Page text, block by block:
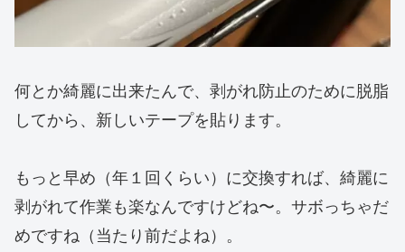
何とか綺麗に出来たんで、剥がれ防止のために脱脂
してから、新しいテープを貼ります。
もっと早め（年１回くらい）に交換すれば、綺麗に
剥がれて作業も楽なんですけどね〜。サボっちゃだ
めですね（当たり前だよね）。